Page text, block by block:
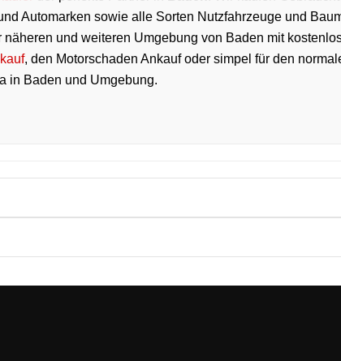
Automarken sowie alle Sorten Nutzfahrzeuge und
und weiteren Umgebung von Baden mit
, den Motorschaden Ankauf oder simpel für den
in Baden und Umgebung.